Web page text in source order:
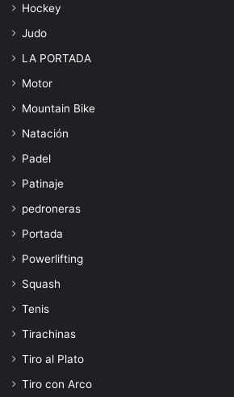
Hockey
Judo
LA PORTADA
Motor
Mountain Bike
Natación
Padel
Patinaje
pedroneras
Portada
Powerlifting
Squash
Tenis
Tirachinas
Tiro al Plato
Tiro con Arco